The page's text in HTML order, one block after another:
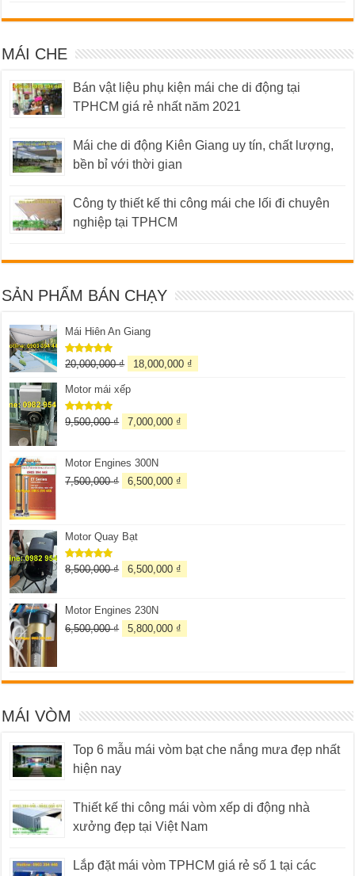
MÁI CHE
Bán vật liệu phụ kiện mái che di động tại
TPHCM giá rẻ nhất năm 2021
Mái che di động Kiên Giang uy tín, chất lượng,
bền bỉ với thời gian
Công ty thiết kế thi công mái che lối đi chuyên
nghiệp tại TPHCM
SẢN PHẨM BÁN CHẠY
Mái Hiên An Giang
Được xếp
5 sao
20,000,000₫ 18,000,000 ₫
Motor mái xếp
Được xếp
9,500,000₫ 7,000,000 ₫
Motor Engines 300N
7,500,000₫ 6,500,000 ₫
Motor Quay Bạt
Được xếp
8,500,000₫ 6,500,000 ₫
Motor Engines 230N
6,500,000₫ 5,800,000 ₫
MÁI VÒM
Top 6 mẫu mái vòm bạt che nắng mưa đẹp nhất
hiện nay
Thiết kế thi công mái vòm xếp di động nhà
xưởng đẹp tại Việt Nam
Lắp đặt mái vòm TPHCM giá rẻ số 1 tại các